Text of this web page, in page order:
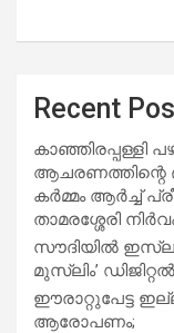
Recent
കാഞ്ഞിരപ്പള്ളി
ആചരണത്തിന്റെ
കർമ്മം ആർച്ച്
താമരശ്ശേരി
സൗദിയില്‍
മുസ്ലിം’
ഈരാറ്റുപേട്ട
ആരോപണം;